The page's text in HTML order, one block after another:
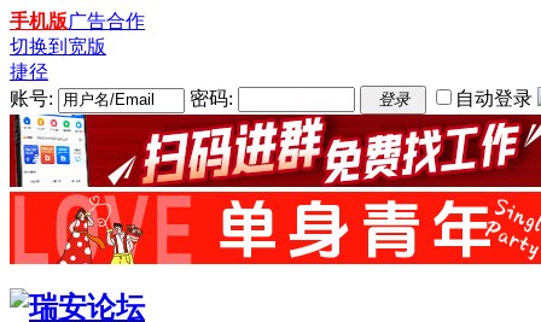
手机版广告合作
切换到宽版
捷径
账号:
密码: 登录 自动登录